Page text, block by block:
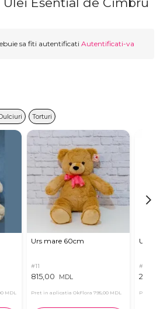
sa fiti autentificati Autentificati-va
Torturi
MDL
Urs mare 60cm
#11
815,00 MDL
Pret in aplicatia OkFlora 795,00 MDL
Urs
#4939
Pret in